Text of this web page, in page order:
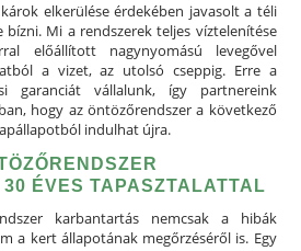
elkerülése érdekében javasolt a téli
Mi a rendszerek teljes víztelenítése
előállított nagynyomású levegővel
a vizet, az utolsó cseppig. Erre a
garanciát vállalunk, így partnereink
hogy az öntözőrendszer a következő
indulhat újra.
ÉVES TAPASZTALATTAL
karbantartás nemcsak a hibák
a kert állapotának megőrzéséről is. Egy